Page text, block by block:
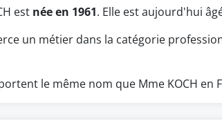
est née en 1961. Elle est aujourd'hui
un métier dans la catégorie
le même nom que Mme KOCH en